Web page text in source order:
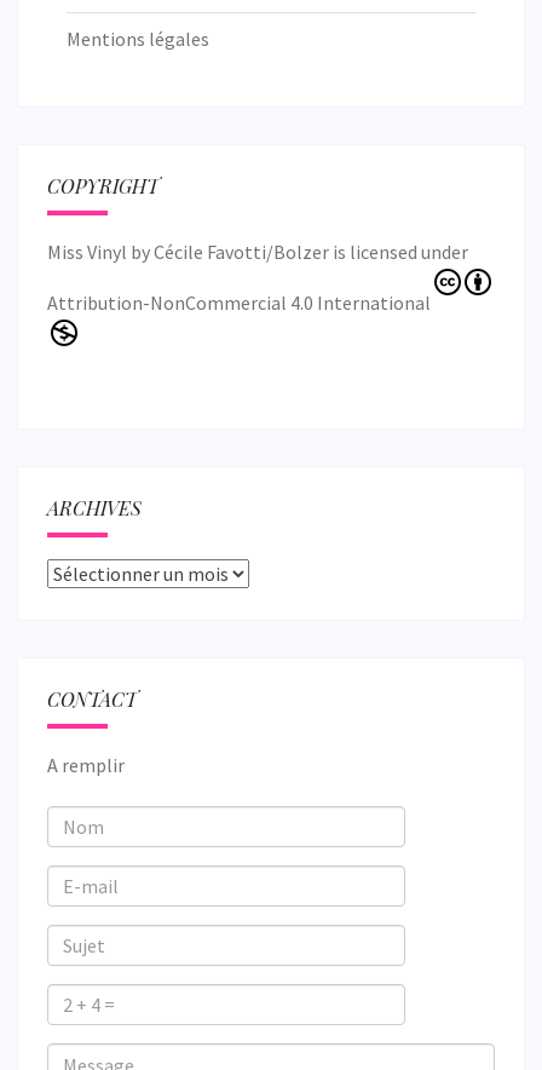
Mentions légales
COPYRIGHT
Miss Vinyl byCécile Favotti/Bolzer is licensed under
Attribution-NonCommercial 4.0 International
ARCHIVES
Archives
CONTACT
A remplir
Nom
mail
Sujet
+
Veuillez
Veuillez
Message